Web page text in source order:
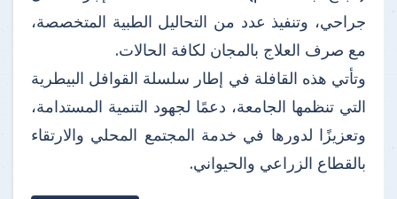
جراحي، وتنفيذ عدد من التحاليل الطبية المتخصصة،
مع صرف العلاج بالمجان لكافة الحالات.
وتأتي هذه القافلة في إطار سلسلة القوافل البيطرية
التي تنظمها الجامعة، دعمًا لجهود التنمية المستدامة،
وتعزيزًا لدورها في خدمة المجتمع المحلي والارتقاء
بالقطاع الزراعي والحيواني.